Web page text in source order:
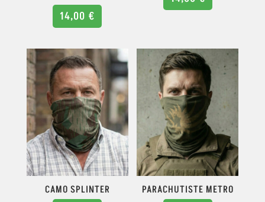
14,00 €
CAMO SPLINTER PARACHUTISTE METRO